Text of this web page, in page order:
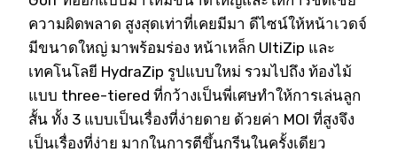
ความผิดพลาด สูงสุดเท่าที่เคยมีมา ดีไซน์ให้หน้าเวดจ์
มีขนาดใหญ่ มาพร้อมร่อง หน้าเหล็ก UltiZip และ
เทคโนโลยี HydraZip รูปแบบใหม่ รวมไปถึง ท้องไม้
แบบ three-tiered ที่กว้างเป็นพี่เศษทำให้การเล่นลูก
สั้น ทั้ง 3 แบบเป็นเรื่องที่ง่ายดาย ด้วยค่า MOI ที่สูงจึง
เป็นเรื่องที่ง่าย มากในการตีขึ้นกรีนในครั้งเดียว